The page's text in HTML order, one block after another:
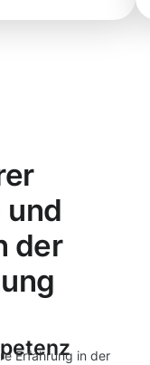
und
der
Erfahrung in der